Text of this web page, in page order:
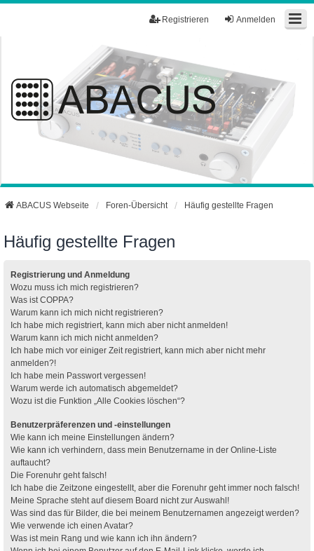
Anmelden
Registrieren
ABACUS Webseite Foren-Übersicht Häufig gestellte Fragen
Häufig gestellte Fragen
Registrierung und Anmeldung
Wozu muss ich mich registrieren?
Was ist COPPA?
Warum kann ich mich nicht registrieren?
Ich habe mich registriert, kann mich aber nicht anmelden!
Warum kann ich mich nicht anmelden?
Ich habe mich vor einiger Zeit registriert, kann mich aber nicht mehr
anmelden?!
Ich habe mein Passwort vergessen!
Warum werde ich automatisch abgemeldet?
Wozu ist die Funktion „Alle Cookies löschen“?
Benutzerpräferenzen und -einstellungen
Wie kann ich meine Einstellungen ändern?
Wie kann ich verhindern, dass mein Benutzername in der Online-Liste
auftaucht?
Die Forenuhr geht falsch!
Ich habe die Zeitzone eingestellt, aber die Forenuhr geht immer noch falsch!
Meine Sprache steht auf diesem Board nicht zur Auswahl!
Was sind das für Bilder, die bei meinem Benutzernamen angezeigt werden?
Wie verwende ich einen Avatar?
Was ist mein Rang und wie kann ich ihn ändern?